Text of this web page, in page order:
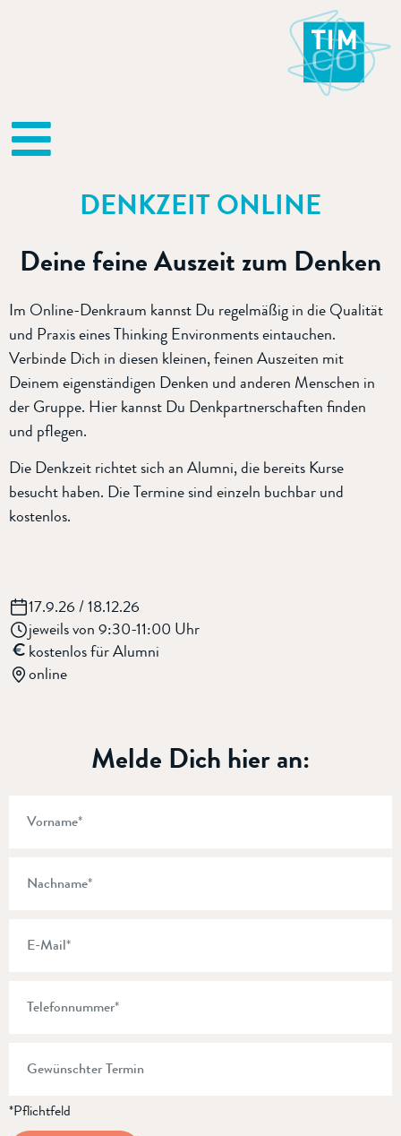
DENKZEIT ONLINE
Deine feine Auszeit zum Denken
Im Online-Denkraum kannst Du regelmäßig in die Qualität
und Praxis eines Thinking Environments eintauchen.
Verbinde Dich in diesen kleinen, feinen Auszeiten mit
Deinem eigenständigen Denken und anderen Menschen in
der Gruppe. Hier kannst Du Denkpartnerschaften finden
und pflegen.
Die Denkzeit richtet sich an Alumni, die bereits Kurse
besucht haben. Die Termine sind einzeln buchbar und
kostenlos.
17.9.26 / 18.12.26
jeweils von 9:30-11:00 Uhr
€kostenlos für Alumni
online
Melde Dich hier an:
*Pflichtfeld